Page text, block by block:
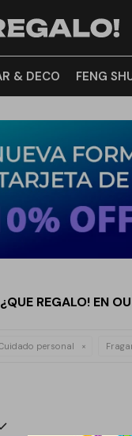
& DECO FENG
REGALO! EN
personal